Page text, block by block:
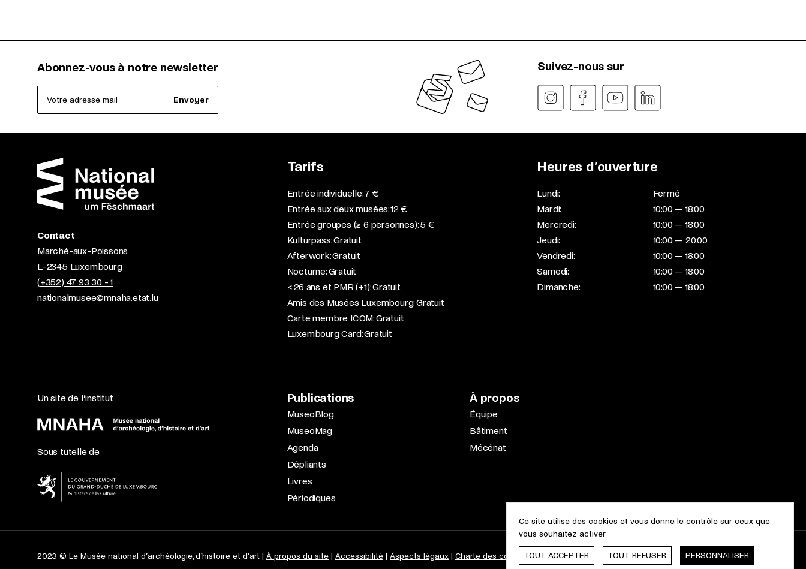
Abonnez-vous à notre newsletter
Votre adresse mail Envoyer
Suivez-nous sur
Contact
Marché-aux-Poissons
L-2345 Luxembourg
(+352) 47 93 30 - 1
nationalmusee@mnaha.etat.lu
Tarifs
Entrée individuelle: 7 €
Entrée aux deux musées: 12 €
Entrée groupes (≥ 6 personnes): 5 €
Kulturpass: Gratuit
Afterwork: Gratuit
Nocturne: Gratuit
< 26 ans et PMR (+1): Gratuit
Amis des Musées Luxembourg: Gratuit
Carte membre ICOM: Gratuit
Luxembourg Card: Gratuit
Heures d’ouverture
Lundi:
Fermé
Mardi:
10:00 — 18:00
Mercredi:
10:00 — 18:00
Jeudi:
10:00 — 20:00
Vendredi:
10:00 — 18:00
Samedi:
10:00 — 18:00
Dimanche:
10:00 — 18:00
Un site de l’institut
Sous tutelle de
Publications
MuseoBlog
MuseoMag
Agenda
Dépliants
Livres
Périodiques
À propos
Équipe
Bâtiment
Mécénat
2023 © Le Musée national d’archéologie, d’histoire et d’art | À propos du site Accessibilité Aspects légaux Charte des cookies Webdesign & Développement bycropmark
Ce site utilise des cookies et vous donne le contrôle sur ceux que
vous souhaitez activer
TOUT ACCEPTER TOUT REFUSER PERSONNALISER